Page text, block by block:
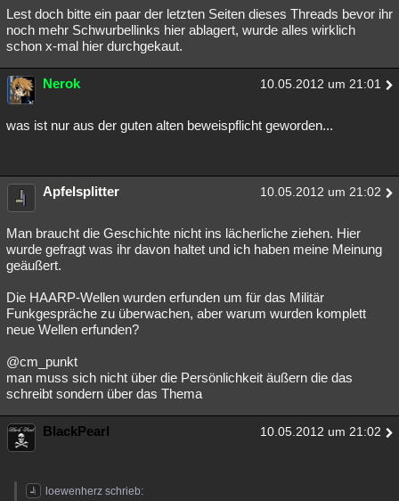
Lest doch bitte ein paar der letzten Seiten dieses Threads bevor ihr
noch mehr Schwurbellinks hier ablagert, wurde alles wirklich
schon x-mal hier durchgekaut.
Nerok 10.05.2012 um 21:01
was ist nur aus der guten alten beweispflicht geworden...
Apfelsplitter 10.05.2012 um 21:02
Man braucht die Geschichte nicht ins lächerliche ziehen. Hier
wurde gefragt was ihr davon haltet und ich haben meine Meinung
geäußert.
Die HAARP-Wellen wurden erfunden um für das Militär
Funkgespräche zu überwachen, aber warum wurden komplett
neue Wellen erfunden?
@cm_punkt
man muss sich nicht über die Persönlichkeit äußern die das
schreibt sondern über das Thema
BlackPearl 10.05.2012 um 21:02
loewenherz schrieb: